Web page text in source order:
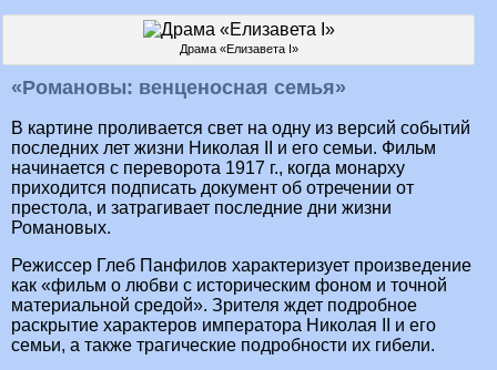
Драма «Елизавета I»
«Романовы: венценосная семья»
В картине проливается свет на одну из версий событий
последних лет жизни Николая II и его семьи. Фильм
начинается с переворота 1917 г., когда монарху
приходится подписать документ об отречении от
престола, и затрагивает последние дни жизни
Романовых.
Режиссер Глеб Панфилов характеризует произведение
как «фильм о любви с историческим фоном и точной
материальной средой». Зрителя ждет подробное
раскрытие характеров императора Николая II и его
семьи, а также трагические подробности их гибели.